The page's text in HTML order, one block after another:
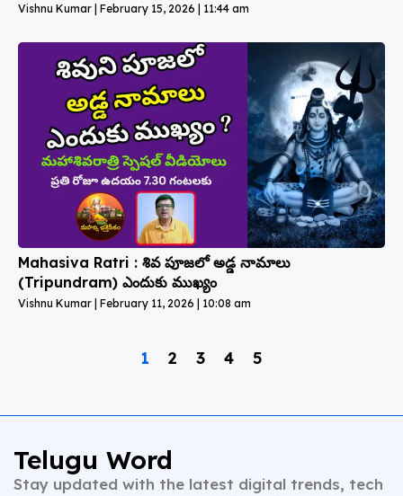
Vishnu Kumar February 15, 2026 11:44 am
Mahasiva Ratri : శివ పూజలో అడ్డ నామాలు
(Tripundram) ఎందుకు ముఖ్యం
Vishnu Kumar February 11, 2026 10:08 am
1 2 3 4 5
Telugu Word
Stay updated with the latest digital trends, tech